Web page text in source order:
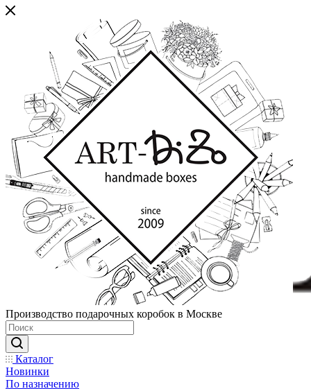
Производство подарочных коробок в Москве
Каталог
Новинки
По назначению